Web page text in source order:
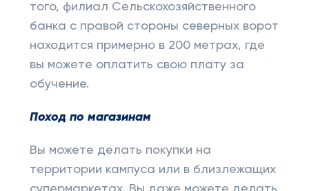
того, филиал Сельскохозяйственного
банка с правой стороны северных ворот
находится примерно в 200 метрах, где
вы можете оплатить свою плату за
обучение.
Поход по магазинам
Вы можете делать покупки на
территории кампуса или в близлежащих